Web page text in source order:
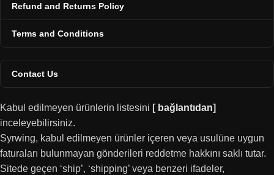
Refund and Returns Policy
Terms and Conditions
Contact Us
Kabul edilmeyen ürünlerin listesini [ bağlantıdan]
inceleyebilirsiniz.
Syrwing, kabul edilmeyen ürünler içeren veya usulüne uygun
faturaları bulunmayan gönderileri reddetme hakkını saklı tutar.
Sitede geçen ‘ship’, ‘shipping’ veya benzeri ifadeler,